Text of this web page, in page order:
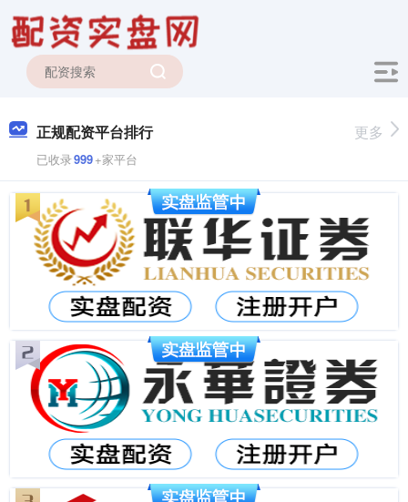
正规配资平台排行
已收录999+家平台
更多